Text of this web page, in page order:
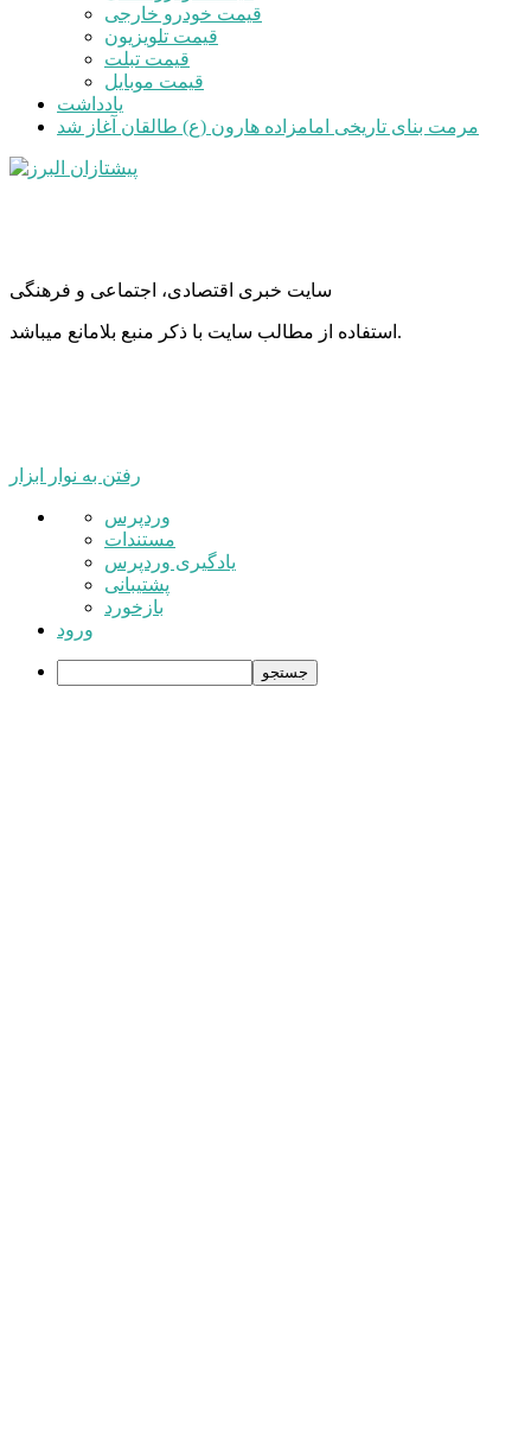
قیمت خودرو خارجی
قیمت تلویزیون
قیمت تبلت
قیمت موبایل
یادداشت
مرمت بنای تاریخی امامزاده هارون (ع) طالقان آغاز شد
سایت خبری اقتصادی، اجتماعی و فرهنگی
استفاده از مطالب سایت با ذکر منبع بلامانع میباشد.
رفتن به نوار ابزار
درباره
وردپرس
وردپرس
مستندات
یادگیری وردپرس
پشتیبانی
بازخورد
ورود
جستجو